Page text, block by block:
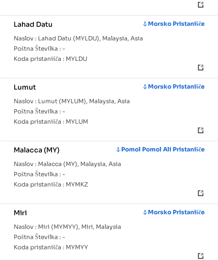
Lahad Datu
Morsko Pristanišče
Naslov : Lahad Datu (MYLDU), Malaysia, Asia
Poštna Številka : -
Koda pristanišča : MYLDU
Lumut
Morsko Pristanišče
Naslov : Lumut (MYLUM), Malaysia, Asia
Poštna Številka : -
Koda pristanišča : MYLUM
Malacca (MY)
Pomol Pomol Ali Pristanišče
Naslov : Malacca (MY), Malaysia, Asia
Poštna Številka : -
Koda pristanišča : MYMKZ
Miri
Morsko Pristanišče
Naslov : Miri (MYMYY), Miri, Malaysia
Poštna Številka : -
Koda pristanišča : MYMYY